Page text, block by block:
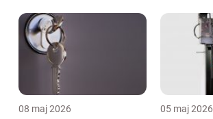
08 maj 2026 05 maj 2026